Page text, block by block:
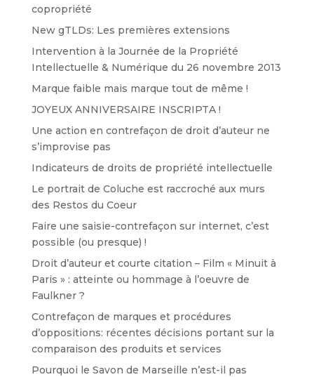
copropriété
New gTLDs: Les premières extensions
Intervention à la Journée de la Propriété
Intellectuelle & Numérique du 26 novembre 2013
Marque faible mais marque tout de même !
JOYEUX ANNIVERSAIRE INSCRIPTA !
Une action en contrefaçon de droit d’auteur ne
s’improvise pas
Indicateurs de droits de propriété intellectuelle
Le portrait de Coluche est raccroché aux murs
des Restos du Coeur
Faire une saisie-contrefaçon sur internet, c’est
possible (ou presque) !
Droit d’auteur et courte citation – Film « Minuit à
Paris » : atteinte ou hommage à l’oeuvre de
Faulkner ?
Contrefaçon de marques et procédures
d’oppositions: récentes décisions portant sur la
comparaison des produits et services
Pourquoi le Savon de Marseille n’est-il pas